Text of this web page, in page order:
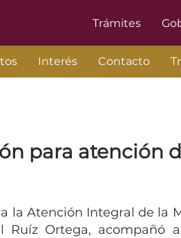
Trámites
Interés Contacto
para atención
la Atención Integral de la
Ruíz Ortega, acompañó